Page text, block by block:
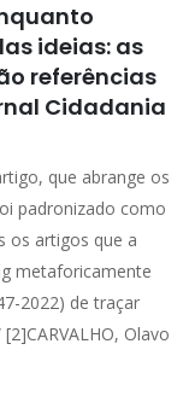
ideias: as
referências
Cidadania
que abrange os
padronizado como
os artigos que a
metaforicamente
2022) de traçar
Olavo